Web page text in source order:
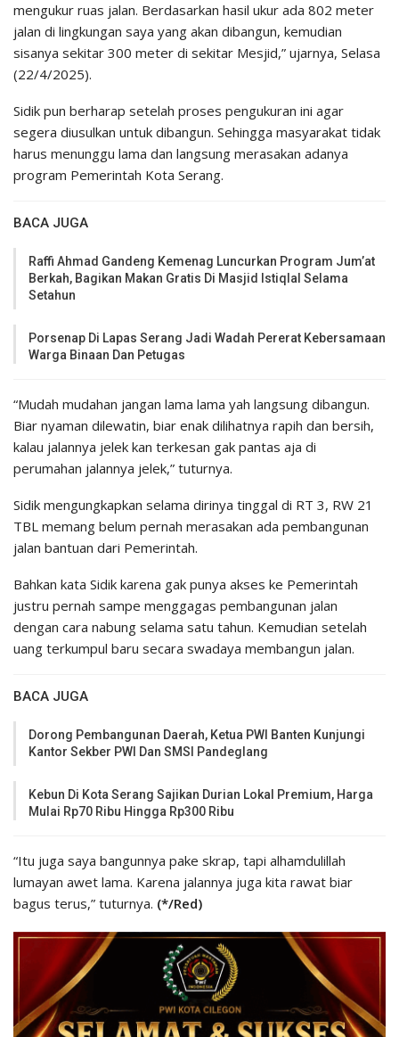
mengukur ruas jalan. Berdasarkan hasil ukur ada 802 meter
jalan di lingkungan saya yang akan dibangun, kemudian
sisanya sekitar 300 meter di sekitar Mesjid,” ujarnya, Selasa
(22/4/2025).
Sidik pun berharap setelah proses pengukuran ini agar
segera diusulkan untuk dibangun. Sehingga masyarakat tidak
harus menunggu lama dan langsung merasakan adanya
program Pemerintah Kota Serang.
BACA JUGA
Raffi Ahmad Gandeng Kemenag Luncurkan Program Jum’at
Berkah, Bagikan Makan Gratis Di Masjid Istiqlal Selama
Setahun
Porsenap Di Lapas Serang Jadi Wadah Pererat Kebersamaan
Warga Binaan Dan Petugas
“Mudah mudahan jangan lama lama yah langsung dibangun.
Biar nyaman dilewatin, biar enak dilihatnya rapih dan bersih,
kalau jalannya jelek kan terkesan gak pantas aja di
perumahan jalannya jelek,” tuturnya.
Sidik mengungkapkan selama dirinya tinggal di RT 3, RW 21
TBL memang belum pernah merasakan ada pembangunan
jalan bantuan dari Pemerintah.
Bahkan kata Sidik karena gak punya akses ke Pemerintah
justru pernah sampe menggagas pembangunan jalan
dengan cara nabung selama satu tahun. Kemudian setelah
uang terkumpul baru secara swadaya membangun jalan.
BACA JUGA
Dorong Pembangunan Daerah, Ketua PWI Banten Kunjungi
Kantor Sekber PWI Dan SMSI Pandeglang
Kebun Di Kota Serang Sajikan Durian Lokal Premium, Harga
Mulai Rp70 Ribu Hingga Rp300 Ribu
“Itu juga saya bangunnya pake skrap, tapi alhamdulillah
lumayan awet lama. Karena jalannya juga kita rawat biar
bagus terus,” tuturnya. (*/Red)